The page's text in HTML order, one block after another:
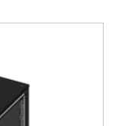
con passo
ad irrobustire
tipo di
IEC EN